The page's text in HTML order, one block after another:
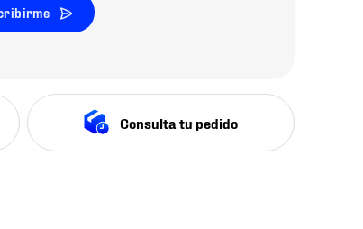
Consulta tu pedido